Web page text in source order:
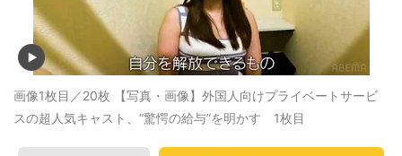
画像1枚目／20枚 【写真・画像】外国人向けプライベートサービ
スの超人気キャスト、“驚愕の給与”を明かす 1枚目